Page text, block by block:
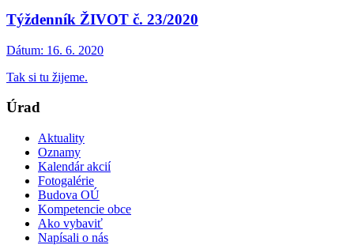
Týždenník ŽIVOT č. 23/2020
Dátum: 16. 6. 2020
Tak si tu žijeme.
Úrad
Aktuality
Oznamy
Kalendár akcií
Fotogalérie
Budova OÚ
Kompetencie obce
Ako vybaviť
Napísali o nás